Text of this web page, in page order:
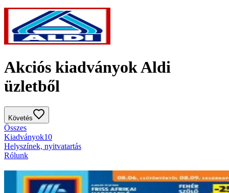
Akciós kiadványok Aldi
üzletből
Követés
Összes
Kiadványok10
Helyszínek, nyitvatartás
Rólunk